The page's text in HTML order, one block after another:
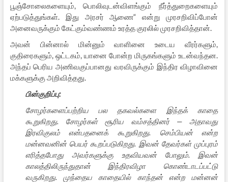
பூஞ்சோலைகளையும், பொலிவுடன்விளங்கும் நீர்த்துறைகளையும்
ஏற்படுத்துங்கள். இது அரசர் ஆணை“ என்று முரசறிவிப்போன்
அனைவருக்கும் கேட்கும்வண்ணம் உரத்த குரலில் முரசறிவித்தான்.
அவன் பின்னால் மின்னும் வாளினை உடைய வீரர்களும்,
குதிரைகளும், ஒட்டகம், யானை போன்ற மிருகங்களும் உடன்வந்தன.
அந்தப் பெரிய அணிவகுப்பானது வரவிருக்கும் இந்திர விழாவினை
மக்களுக்கு அறிவித்தது.
பின்குறிப்பு:
சோழர்களைப்பற்றிய பல தகவல்களை இந்தக் காதை
கூறுகிறது. சோழர்கள் சூரிய வம்சத்தினர் — அதாவது
இரவிகுலம் என்பதனைக் கூறுகிறது. செம்பியன் என்ற
மன்னவனின் பெயர் கூறப்படுகிறது. இவன் தேவர்கள் முப்புரம்
எரித்தபோது அவர்களுக்கு உதவியவன் போலும். இவன்
காலத்திலிருந்துதான் இந்திரவிழா கொண்டாடப்பட்டு
வருகிறது. முந்தைய காதையில் காந்தன் என்ற மன்னன்